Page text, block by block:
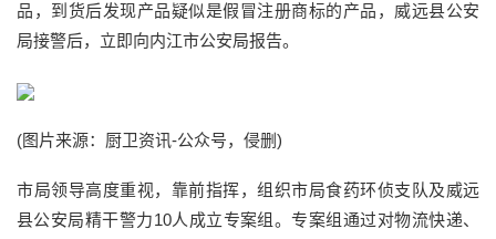
品，到货后发现产品疑似是假冒注册商标的产品，威远县公安
局接警后，立即向内江市公安局报告。
(图片来源：厨卫资讯-公众号，侵删)
市局领导高度重视，靠前指挥，组织市局食药环侦支队及威远
县公安局精干警力10人成立专案组。专案组通过对物流快递、